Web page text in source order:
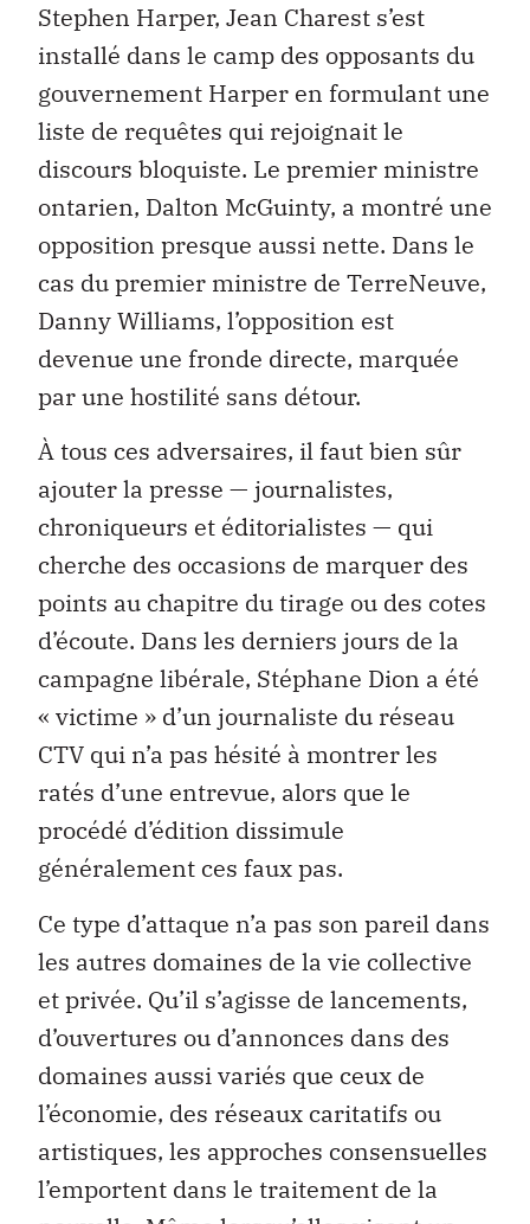
Stephen Harper, Jean Charest s’est
installé dans le camp des opposants du
gouvernement Harper en formulant une
liste de requêtes qui rejoignait le
discours bloquiste. Le premier ministre
ontarien, Dalton McGuinty, a montré une
opposition presque aussi nette. Dans le
cas du premier ministre de TerreNeuve,
Danny Williams, l’opposition est
devenue une fronde directe, marquée
par une hostilité sans détour.
À tous ces adversaires, il faut bien sûr
ajouter la presse — journalistes,
chroniqueurs et éditorialistes — qui
cherche des occasions de marquer des
points au chapitre du tirage ou des cotes
d’écoute. Dans les derniers jours de la
campagne libérale, Stéphane Dion a été
« victime » d’un journaliste du réseau
CTV qui n’a pas hésité à montrer les
ratés d’une entrevue, alors que le
procédé d’édition dissimule
généralement ces faux pas.
Ce type d’attaque n’a pas son pareil dans
les autres domaines de la vie collective
et privée. Qu’il s’agisse de lancements,
d’ouvertures ou d’annonces dans des
domaines aussi variés que ceux de
l’économie, des réseaux caritatifs ou
artistiques, les approches consensuelles
l’emportent dans le traitement de la